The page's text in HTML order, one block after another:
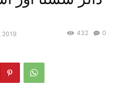
2019 0
432